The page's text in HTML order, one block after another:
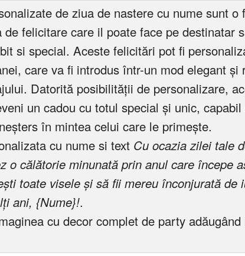
de ziua de nastere cu nume sunt o
de felicitare care il poate face pe destinatar
si special. Aceste felicitări pot fi
care va fi introdus într-un mod elegant și
Datorită posibilității de personalizare,
un cadou cu totul special și unic,
în mintea celui care le primește.
cu nume si text Cu ocazia zilei tale
o călătorie minunată prin anul care începe
toate visele și să fii mereu înconjurată de
ani, {Nume}!.
cu decor complet de party adăugând